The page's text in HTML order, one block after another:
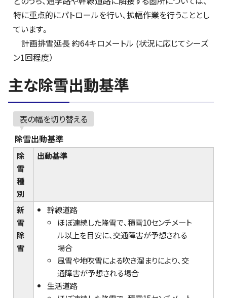
特に重点的にパトロールを行い、拡幅作業を行うこととし
ています。
計画排雪延長 約64キロメートル (状況に応じてシーズ
ン1回程度）
主な除雪出動基準
表の幅を切り替える
除雪出動基準
除
雪
種
別
出動基準
新
雪
除
雪
幹線道路
ほぼ連続した降雪で、積雪10センチメート
ル以上を目安に、交通障害が予想される
場合
風雪や地吹雪による吹き溜まりにより、交
通障害が予想される場合
生活道路